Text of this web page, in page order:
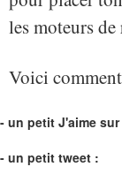
les moteurs de
Voici
- un petit J'aime sur
- un petit tweet :